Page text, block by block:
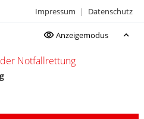
Impressum | Datenschutz
Anzeigemodus
Notfallrettung